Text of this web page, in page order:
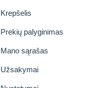
Krepšelis
Prekių palyginimas
Mano sąrašas
Užsakymai